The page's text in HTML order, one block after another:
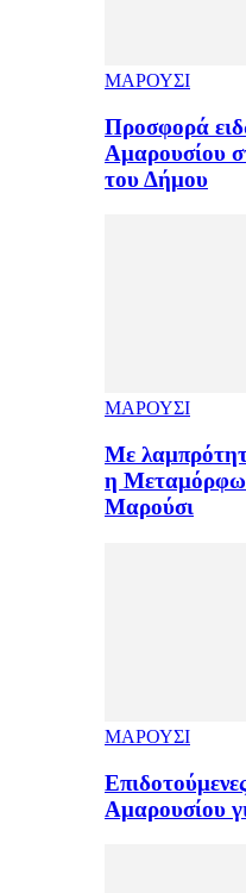
ΜΑΡΟΥΣΙ
Προσφορά
Αμαρουσίου
του Δήμου
ΜΑΡΟΥΣΙ
Με
η
Μαρούσι
ΜΑΡΟΥΣΙ
Αμαρουσίου